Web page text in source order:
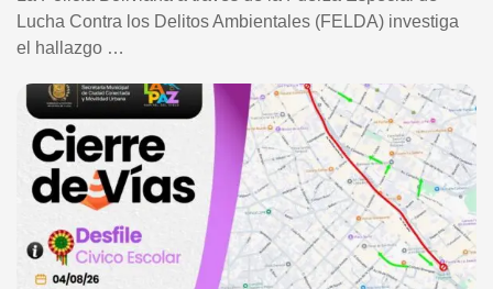
Lucha Contra los Delitos Ambientales (FELDA) investiga
el hallazgo …